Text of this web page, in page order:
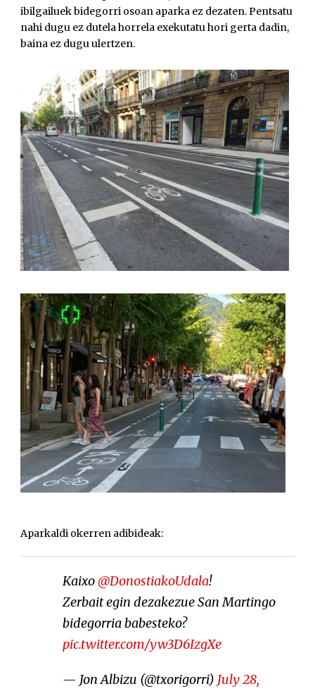
ibilgailuek bidegorri osoan aparka ez dezaten. Pentsatu
nahi dugu ez dutela horrela exekutatu hori gerta dadin,
baina ez dugu ulertzen.
Aparkaldi okerren adibideak:
Kaixo @DonostiakoUdala!
Zerbait egin dezakezue San Martingo
bidegorria babesteko?
pic.twitter.com/yw3D6IzgXe
— Jon Albizu (@txorigorri) July 28,